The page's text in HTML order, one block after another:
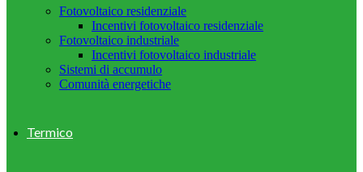
Fotovoltaico residenziale
Incentivi fotovoltaico residenziale
Fotovoltaico industriale
Incentivi fotovoltaico industriale
Sistemi di accumulo
Comunità energetiche
Termico